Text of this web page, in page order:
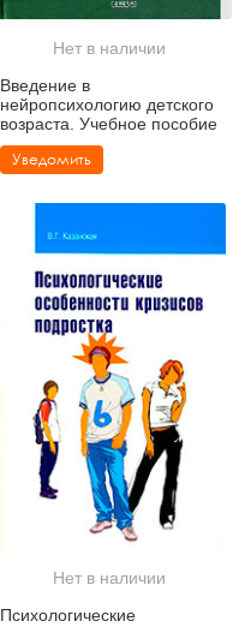
Нет в наличии
Введение в
нейропсихологию детского
возраста. Учебное пособие
Уведомить
Нет в наличии
Психологические